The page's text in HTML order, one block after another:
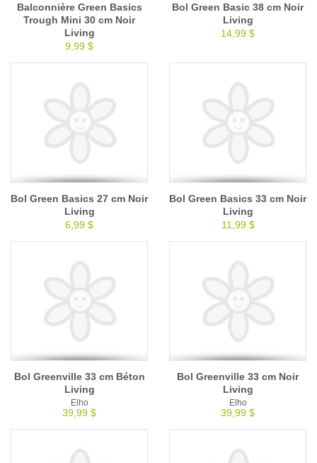
Balconnière Green Basics
Trough Mini 30 cm Noir
Living
9,99 $
Bol Green Basic 38 cm Noir
Living
14,99 $
Bol Green Basics 27 cm Noir
Living
6,99 $
Bol Green Basics 33 cm Noir
Living
11,99 $
Bol Greenville 33 cm Béton
Living
Elho
39,99 $
Bol Greenville 33 cm Noir
Living
Elho
39,99 $